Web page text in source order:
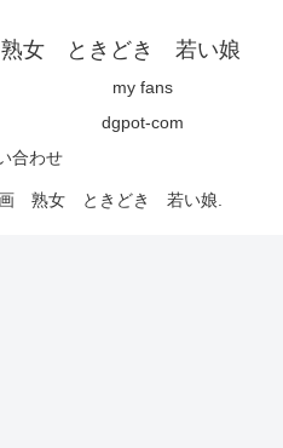
熟女 ときどき 若い娘
my fans
dgpot-com
合わせ
画 熟女 ときどき 若い娘.